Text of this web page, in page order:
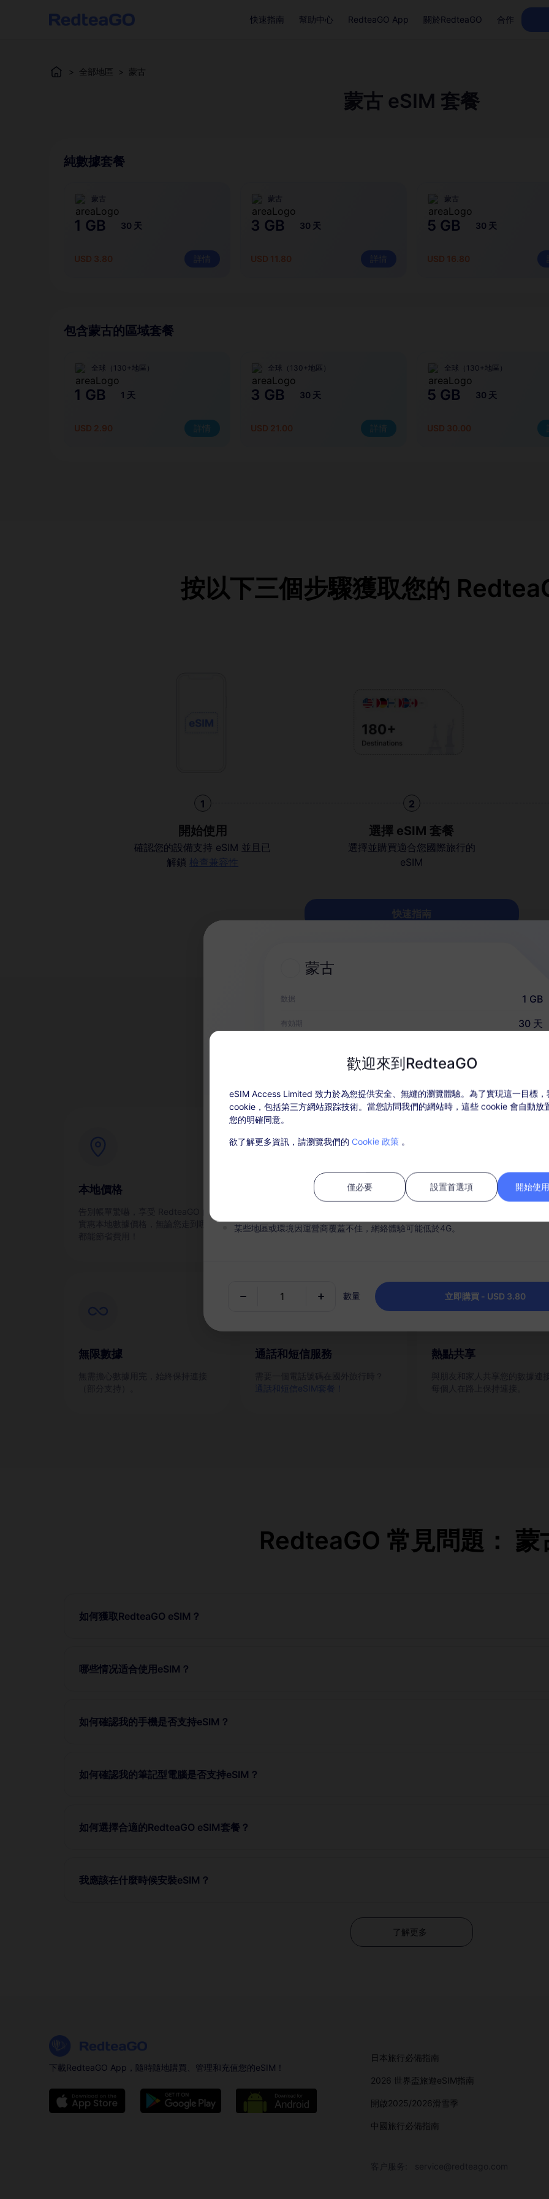
快速指南 幫助中心 RedteaGO App 關於RedteaGO 合作
> 全部地區 > 蒙古
蒙古 eSIM 套餐
純數據套餐
蒙古
1 GB 30 天
USD 3.80 詳情
蒙古
3 GB 30 天
USD 11.80 詳情
蒙古
5 GB 30 天
USD 16.80
包含蒙古的區域套餐
全球（130+地區）
1 GB 1 天
USD 2.90 詳情
全球（130+地區）
3 GB 30 天
USD 21.00 詳情
全球（130+地區）
5 GB 30 天
USD 30.00
按以下三個步驟獲取您的
1
開始使用
確認您的設備支持 eSIM 並且已
解鎖 檢查兼容性
2
選擇 eSIM 套餐
選擇並購買適合您國際旅行的
eSIM
快速指南
為什麼選擇 RedteaGO
本地價格
告別帳單驚嚇，享受 RedteaGO 的
實惠本地數據價格，無論您走到哪裡
充值選項
為每個目的地保留一個套餐。
無限數據 通話和短信服務
通話和短信eSIM套餐！
熱點共享
RedteaGO 常見問題： 蒙
如何獲取RedteaGO eSIM？
哪些情况适合使用eSIM？
如何確認我的手機是否支持eSIM？
如何確認我的筆記型電腦是否支持eSIM？
如何選擇合適的RedteaGO eSIM套餐？
我應該在什麼時候安裝eSIM？
了解更多
蒙古
数据 1 GB
有効期 30 天
本服務無需SIM卡，購買後請在30天內激活，過期未激活套餐將無法使用和退款；
在有效期內，套餐流量使用完畢，則會停止服務；
某些地區或環境因運營商覆蓋不佳，網絡體驗可能低於4G。
數量 立即購買 - USD 3.80
下載RedteaGO App，隨時隨地購買、管理和充值您的eSIM！
日本旅行必備指南
2026 世界盃旅遊eSIM指南
開啟2025/2026滑雪季
中國旅行必備指南
客户服务: service@redteago.com
歡迎來到RedteaGO
eSIM Access Limited 致力於為您提供安全、無縫的瀏覽體驗。為了實現這一目標，
cookie，包括第三方網站跟踪技術。當您訪問我們的網站時，這些 cookie 會自動放
您的明確同意。
欲了解更多資訊，請瀏覽我們的 Cookie 政策 。
僅必要 設置首選項 開始使